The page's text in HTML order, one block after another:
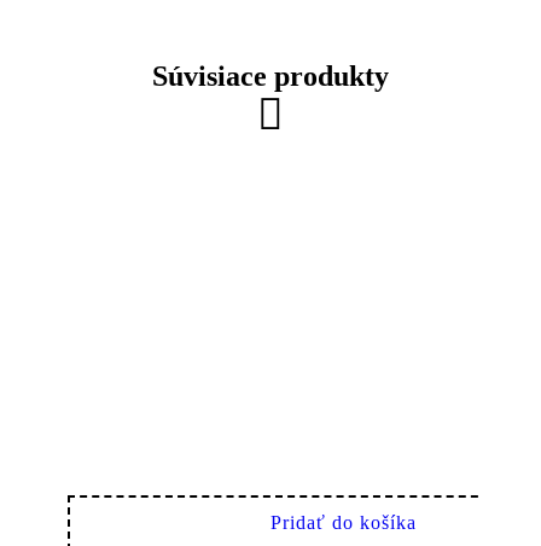
Súvisiace produkty
Pridať do košíka